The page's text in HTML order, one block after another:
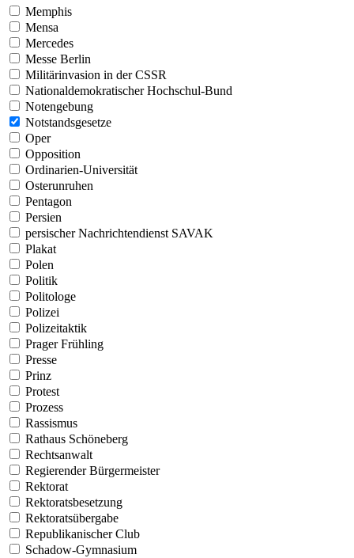
Memphis
Mensa
Mercedes
Messe Berlin
Militärinvasion in der CSSR
Nationaldemokratischer Hochschul-Bund
Notengebung
Notstandsgesetze
Oper
Opposition
Ordinarien-Universität
Osterunruhen
Pentagon
Persien
persischer Nachrichtendienst SAVAK
Plakat
Polen
Politik
Politologe
Polizei
Polizeitaktik
Prager Frühling
Presse
Prinz
Protest
Prozess
Rassismus
Rathaus Schöneberg
Rechtsanwalt
Regierender Bürgermeister
Rektorat
Rektoratsbesetzung
Rektoratsübergabe
Republikanischer Club
Schadow-Gymnasium